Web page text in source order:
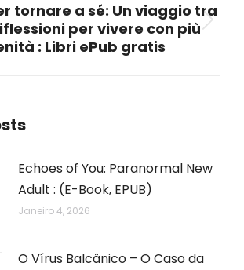
Next
post:
tornare a sé: Un viaggio tra
per vivere con più
: Libri ePub gratis
Echoes of You: Paranormal New
Adult : (E-Book, EPUB)
Janeiro 4, 2026
O Vírus Balcânico – O Caso da